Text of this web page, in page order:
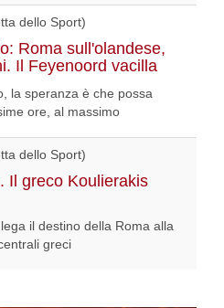
dello Sport)
Roma sull'olandese,
Il Feyenoord vacilla
la speranza è che possa
ore, al massimo
dello Sport)
Il greco Koulierakis
il destino della Roma alla
greci